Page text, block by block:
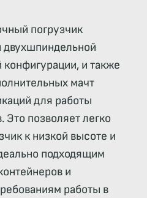
погрузчик
конфигурации, и также
мачт
для работы
Это позволяет легко
к низкой высоте и
подходящим
и
работы в